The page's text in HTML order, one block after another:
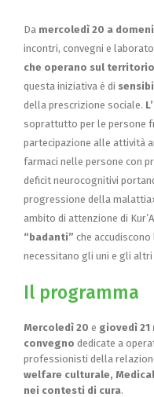
Da mercoledì 20 a
incontri, convegni e
che operano sul territorio
questa iniziativa è di
della prescrizione sociale.
soprattutto per le persone
partecipazione alle attività
farmaci nelle persone con
deficit neurocognitivi
progressione della
ambito di attenzione di
“badanti” che
necessitano gli uni e gli
Il programma
Mercoledì 20 e giovedì 21
convegno dedicate a
professionisti della
welfare culturale,
nei contesti di cura.